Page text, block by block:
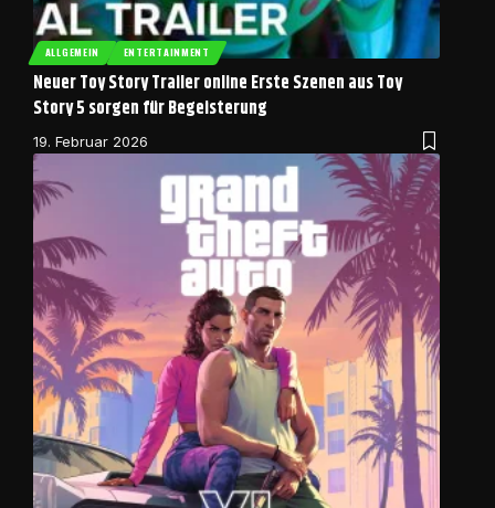
ALLGEMEIN ENTERTAINMENT
Neuer Toy Story Trailer online Erste Szenen aus Toy
Story 5 sorgen für Begeisterung
19. Februar 2026